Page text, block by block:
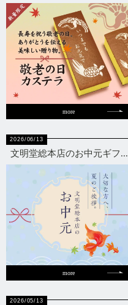
more
2026/06/13
文明堂総本店のお中元ギフ...
more
2026/05/13